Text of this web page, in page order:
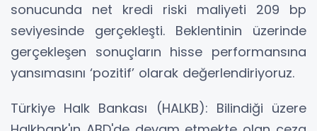
sonucunda net kredi riski maliyeti 209 bp
seviyesinde gerçekleşti. Beklentinin üzerinde
gerçekleşen sonuçların hisse performansına
yansımasını ‘pozitif’ olarak değerlendiriyoruz.
Türkiye Halk Bankası (HALKB): Bilindiği üzere